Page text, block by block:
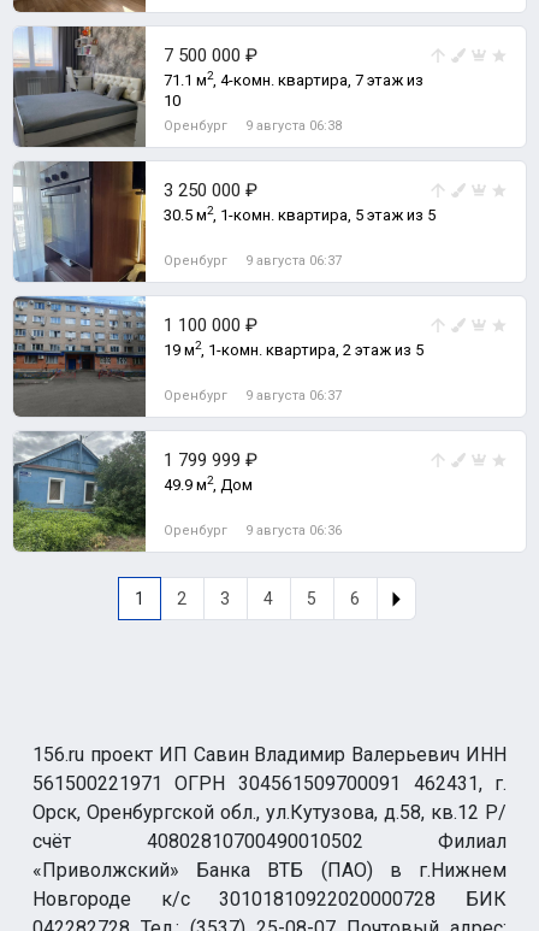
7 500 000 ₽
71.1 м2, 4-комн. квартира, 7 этаж из
10
Оренбург 9 августа 06:38
3 250 000 ₽
30.5 м2, 1-комн. квартира, 5 этаж из 5
Оренбург 9 августа 06:37
1 100 000 ₽
19 м2, 1-комн. квартира, 2 этаж из 5
Оренбург 9 августа 06:37
1 799 999 ₽
49.9 м2, Дом
Оренбург 9 августа 06:36
1 2 3 4 5 6
156.ru проект ИП Савин Владимир Валерьевич ИНН
561500221971 ОГРН 304561509700091 462431, г.
Орск, Оренбургской обл., ул.Кутузова, д.58, кв.12 Р/
счёт 40802810700490010502 Филиал
«Приволжский» Банка ВТБ (ПАО) в г.Нижнем
Новгороде к/с 30101810922020000728 БИК